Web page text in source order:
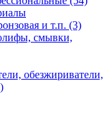
и т.п. (3)
смывки,
обезжириватели,